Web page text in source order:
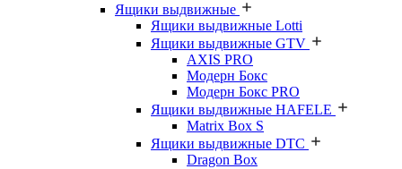
Ящики выдвижные
Ящики выдвижные Lotti
Ящики выдвижные GTV
AXIS PRO
Модерн Бокс
Модерн Бокс PRO
Ящики выдвижные HAFELE
Matrix Box S
Ящики выдвижные DTC
Dragon Box